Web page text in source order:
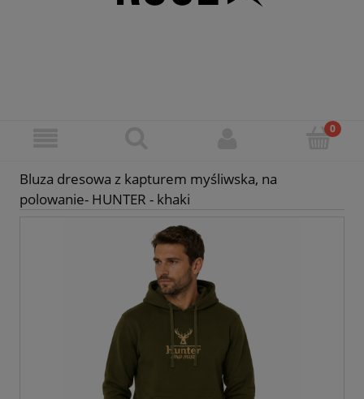
Bluza dresowa z kapturem myśliwska, na
polowanie- HUNTER - khaki